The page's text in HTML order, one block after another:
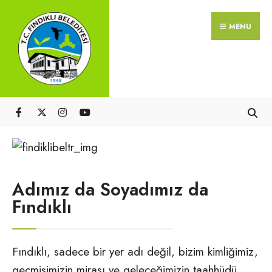
MENU
Adımız da Soyadımız da
Fındıklı
Fındıklı, sadece bir yer adı değil, bizim kimliğimiz,